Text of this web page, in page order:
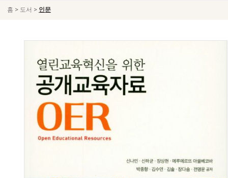
홈 > 도서 > 인문